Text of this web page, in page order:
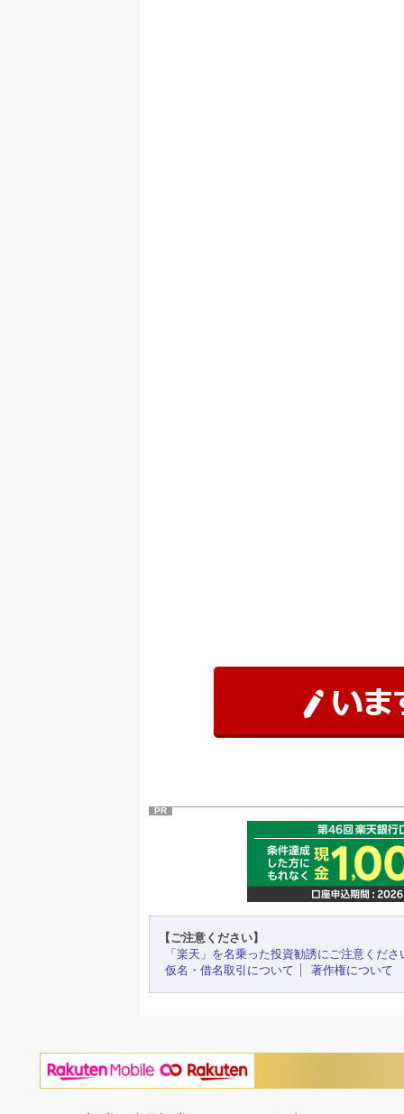
PR
【ご注意ください】
「楽天」を名乗った投資勧誘にご注意くださ
仮名・借名取引について
著作権について